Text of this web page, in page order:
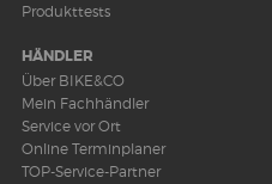
Produkttests
HÄNDLER
Über BIKE&CO
Mein Fachhändler
Service vor Ort
Online Terminplaner
TOP-Service-Partner